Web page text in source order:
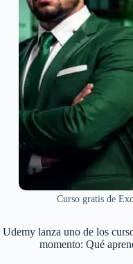
Curso gratis de
Udemy lanza uno de los
momento: Qué